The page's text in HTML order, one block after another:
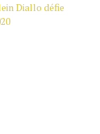
Diallo défie